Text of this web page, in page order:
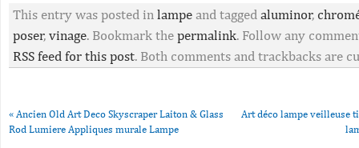
This entry was posted in lampe and tagged aluminor,
poser, vinage. Bookmark the permalink. Follow any
RSS feed for this post. Both comments and trackbacks are
« Ancien Old Art Deco Skyscraper Laiton & Glass
Rod Lumiere Appliques murale Lampe
Art déco lampe veilleuse